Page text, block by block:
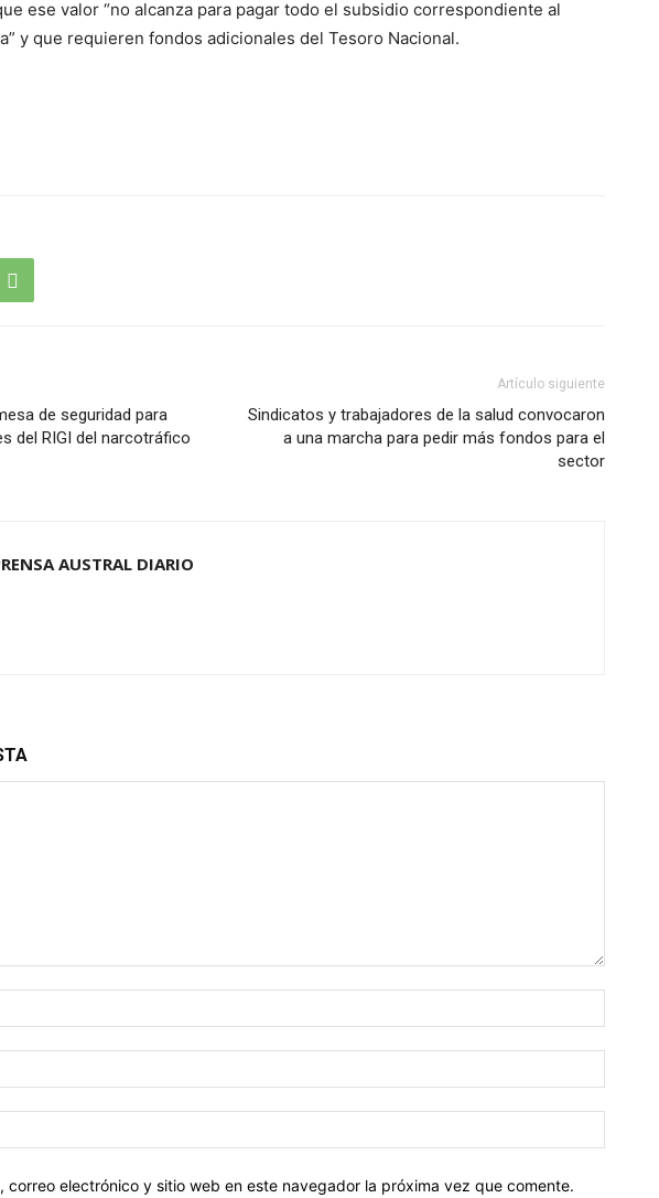
ese valor “no alcanza para pagar todo el subsidio correspondiente al
y que requieren fondos adicionales del Tesoro Nacional.
de seguridad para
del RIGI del narcotráfico
Artículo siguiente
Sindicatos y trabajadores de la salud convocaron
a una marcha para pedir más fondos para el
sector
AUSTRAL DIARIO
correo electrónico y sitio web en este navegador la próxima vez que comente.